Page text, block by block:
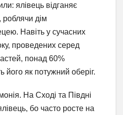
ялівець відганяє
роблячи дім
Навіть у сучасних
проведених серед
понад 60%
його як потужний оберіг.
На Сході та Півдні
бо часто росте на